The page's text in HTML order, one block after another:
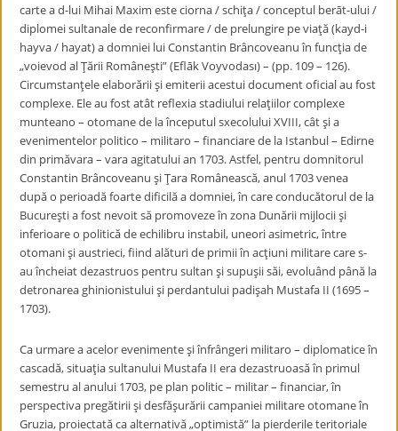
carte a d-lui Mihai Maxim este ciorna / schiţa / conceptul berāt-ului /
diplomei sultanale de reconfirmare / de prelungire pe viaţă (kayd-i
hayva / hayat) a domniei lui Constantin Brâncoveanu în funcţia de
„voievod al Ţării Româneşti” (Eflāk Voyvodası) – (pp. 109 – 126).
Circumstanţele elaborării şi emiterii acestui document oficial au fost
complexe. Ele au fost atât reflexia stadiului relaţiilor complexe
munteano – otomane de la începutul sxecolului XVIII, cât şi a
evenimentelor politico – militaro – financiare de la Istanbul – Edirne
din primăvara – vara agitatului an 1703. Astfel, pentru domnitorul
Constantin Brâncoveanu şi Ţara Românească, anul 1703 venea
după o perioadă foarte dificilă a domniei, în care conducătorul de la
Bucureşti a fost nevoit să promoveze în zona Dunării mijlocii şi
inferioare o politică de echilibru instabil, uneori asimetric, între
otomani şi austrieci, fiind alături de primii în acţiuni militare care s-
au încheiat dezastruos pentru sultan şi supuşii săi, evoluând până la
detronarea ghinionistului şi perdantului padişah Mustafa II (1695 –
1703).
Ca urmare a acelor evenimente şi înfrângeri militaro – diplomatice în
cascadă, situaţia sultanului Mustafa II era dezastruoasă în primul
semestru al anului 1703, pe plan politic – militar – financiar, în
perspectiva pregătirii şi desfăşurării campaniei militare otomane în
Gruzia, proiectată ca alternativă „optimistă” la pierderile teritoriale